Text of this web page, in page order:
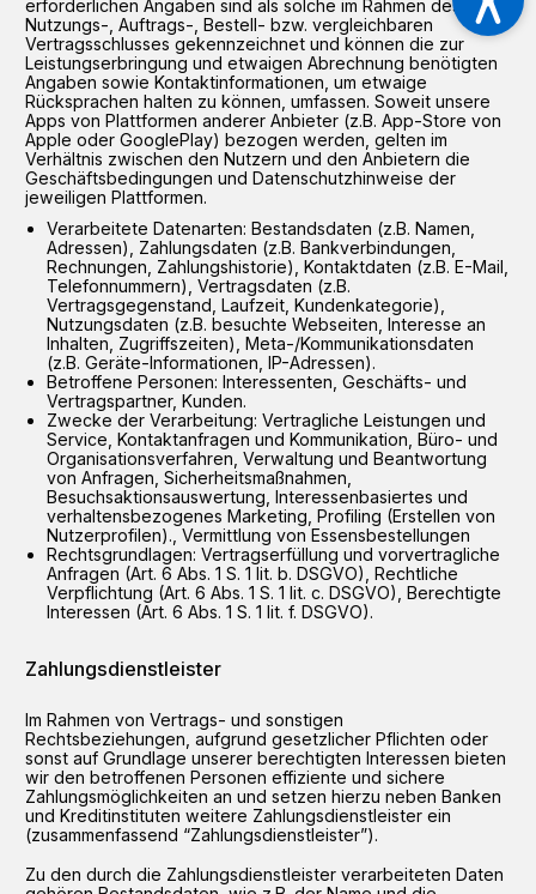
erforderlichen Angaben sind als solche im Rahmen des
Nutzungs-, Auftrags-, Bestell- bzw. vergleichbaren
Vertragsschlusses gekennzeichnet und können die zur
Leistungserbringung und etwaigen Abrechnung benötigten
Angaben sowie Kontaktinformationen, um etwaige
Rücksprachen halten zu können, umfassen. Soweit unsere
Apps von Plattformen anderer Anbieter (z.B. App-Store von
Apple oder GooglePlay) bezogen werden, gelten im
Verhältnis zwischen den Nutzern und den Anbietern die
Geschäftsbedingungen und Datenschutzhinweise der
jeweiligen Plattformen.
Verarbeitete Datenarten: Bestandsdaten (z.B. Namen,
Adressen), Zahlungsdaten (z.B. Bankverbindungen,
Rechnungen, Zahlungshistorie), Kontaktdaten (z.B. E-Mail,
Telefonnummern), Vertragsdaten (z.B.
Vertragsgegenstand, Laufzeit, Kundenkategorie),
Nutzungsdaten (z.B. besuchte Webseiten, Interesse an
Inhalten, Zugriffszeiten), Meta-/Kommunikationsdaten
(z.B. Geräte-Informationen, IP-Adressen).
Betroffene Personen: Interessenten, Geschäfts- und
Vertragspartner, Kunden.
Zwecke der Verarbeitung: Vertragliche Leistungen und
Service, Kontaktanfragen und Kommunikation, Büro- und
Organisationsverfahren, Verwaltung und Beantwortung
von Anfragen, Sicherheitsmaßnahmen,
Besuchsaktionsauswertung, Interessenbasiertes und
verhaltensbezogenes Marketing, Profiling (Erstellen von
Nutzerprofilen)., Vermittlung von Essensbestellungen
Rechtsgrundlagen: Vertragserfüllung und vorvertragliche
Anfragen (Art. 6 Abs. 1 S. 1 lit. b. DSGVO), Rechtliche
Verpflichtung (Art. 6 Abs. 1 S. 1 lit. c. DSGVO), Berechtigte
Interessen (Art. 6 Abs. 1 S. 1 lit. f. DSGVO).
Zahlungsdienstleister
Im Rahmen von Vertrags- und sonstigen
Rechtsbeziehungen, aufgrund gesetzlicher Pflichten oder
sonst auf Grundlage unserer berechtigten Interessen bieten
wir den betroffenen Personen effiziente und sichere
Zahlungsmöglichkeiten an und setzen hierzu neben Banken
und Kreditinstituten weitere Zahlungsdienstleister ein
(zusammenfassend “Zahlungsdienstleister”).
Zu den durch die Zahlungsdienstleister verarbeiteten Daten